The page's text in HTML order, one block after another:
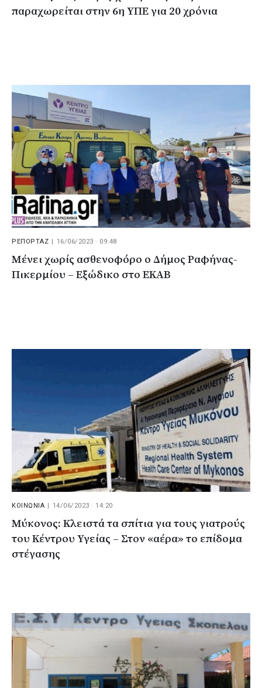
παραχωρείται στην 6η ΥΠΕ για 20 χρόνια
ΡΕΠΟΡΤΑΖ 16/06/2023 · 09:48
Μένει χωρίς ασθενοφόρο ο Δήμος Ραφήνας-
Πικερμίου – Εξώδικο στο ΕΚΑΒ
ΚΟΙΝΩΝΙΑ 14/06/2023 · 14:20
Μύκονος: Κλειστά τα σπίτια για τους γιατρούς
του Κέντρου Υγείας – Στον «αέρα» το επίδομα
στέγασης